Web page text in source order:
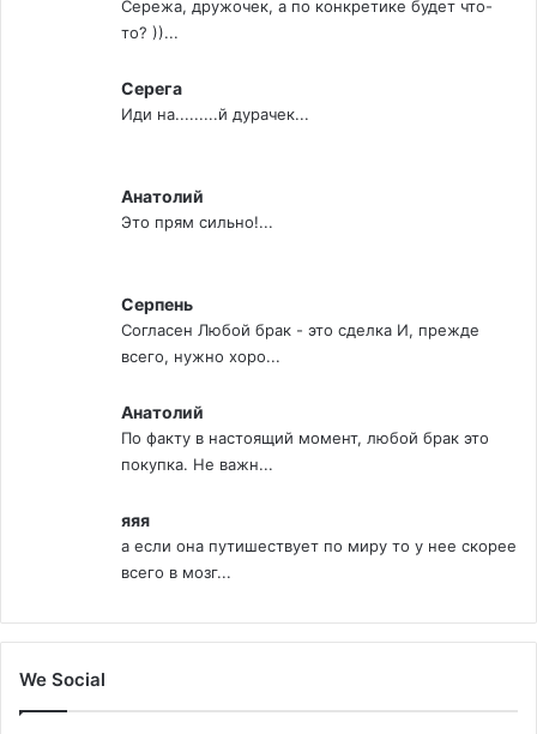
Сережа, дружочек, а по конкретике будет что-
то? ))...
Серега
Иди на.........й дурачек...
Анатолий
Это прям сильно!...
Серпень
Согласен Любой брак - это сделка И, прежде
всего, нужно хоро...
Анатолий
По факту в настоящий момент, любой брак это
покупка. Не важн...
яяя
а если она путишествует по миру то у нее скорее
всего в мозг...
We Social